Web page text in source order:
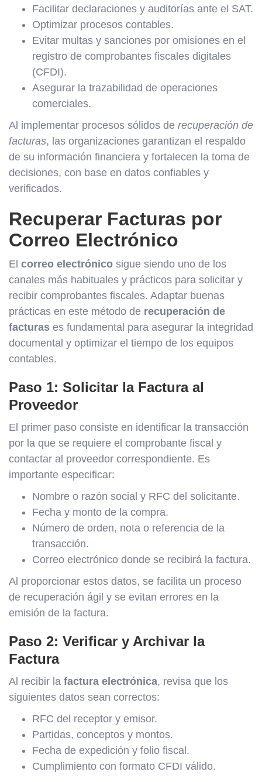
Facilitar declaraciones y auditorías ante el SAT.
Optimizar procesos contables.
Evitar multas y sanciones por omisiones en el
registro de comprobantes fiscales digitales
(CFDI).
Asegurar la trazabilidad de operaciones
comerciales.
Al implementar procesos sólidos de recuperación de
facturas, las organizaciones garantizan el respaldo
de su información financiera y fortalecen la toma de
decisiones, con base en datos confiables y
verificados.
Recuperar Facturas por
Correo Electrónico
El correo electrónico sigue siendo uno de los
canales más habituales y prácticos para solicitar y
recibir comprobantes fiscales. Adaptar buenas
prácticas en este método de recuperación de
facturas es fundamental para asegurar la integridad
documental y optimizar el tiempo de los equipos
contables.
Paso 1: Solicitar la Factura al
Proveedor
El primer paso consiste en identificar la transacción
por la que se requiere el comprobante fiscal y
contactar al proveedor correspondiente. Es
importante especificar:
Nombre o razón social y RFC del solicitante.
Fecha y monto de la compra.
Número de orden, nota o referencia de la
transacción.
Correo electrónico donde se recibirá la factura.
Al proporcionar estos datos, se facilita un proceso
de recuperación ágil y se evitan errores en la
emisión de la factura.
Paso 2: Verificar y Archivar la
Factura
Al recibir la factura electrónica, revisa que los
siguientes datos sean correctos:
RFC del receptor y emisor.
Partidas, conceptos y montos.
Fecha de expedición y folio fiscal.
Cumplimiento con formato CFDI válido.